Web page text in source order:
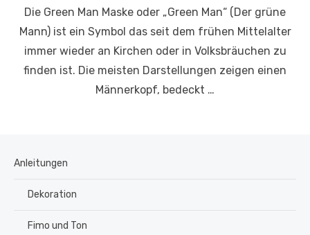
Die Green Man Maske oder „Green Man“ (Der grüne
Mann) ist ein Symbol das seit dem frühen Mittelalter
immer wieder an Kirchen oder in Volksbräuchen zu
finden ist. Die meisten Darstellungen zeigen einen
Männerkopf, bedeckt …
Anleitungen
Dekoration
Fimo und Ton